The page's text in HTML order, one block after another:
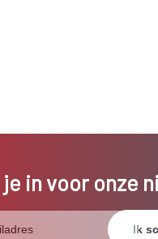
in voor onze